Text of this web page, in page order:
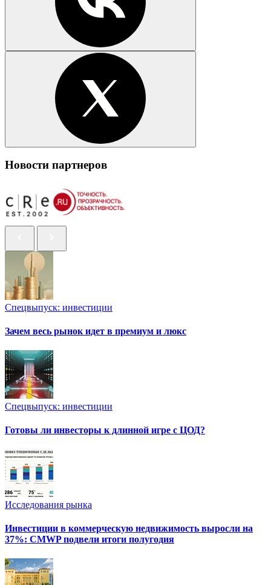
Новости партнеров
Спецвыпуск: инвестиции
Зачем весь рынок идет в премиум и люкс
Спецвыпуск: инвестиции
Готовы ли инвесторы к длинной игре с ЦОД?
Исследования рынка
Инвестиции в коммерческую недвижимость выросли на
37%: CMWP подвели итоги полугодия